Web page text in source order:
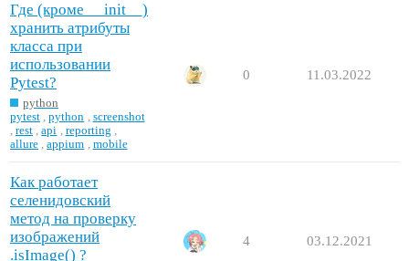
Где (кроме __init__)
хранить атрибуты
класса при
использовании
Pytest?
python
pytest ,python
screenshot
rest ,api reporting
allure ,appium mobile
0 11.03.2022
Как работает
селенидовский
метод на проверку
изображений
.isImage() ?
4 03.12.2021